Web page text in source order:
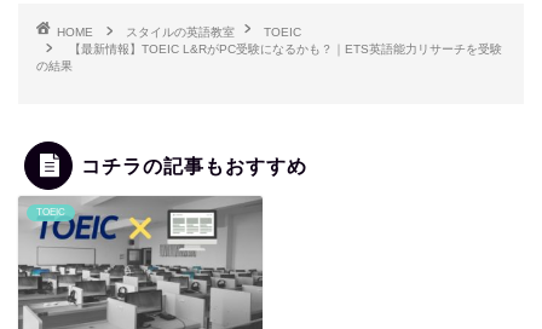
HOME スタイルの英語教室
TOEIC
【最新情報】TOEIC L&RがPC受験になるかも？｜ETS英語能力リサーチを受験
の結果
コチラの記事もおすすめ
TOEIC